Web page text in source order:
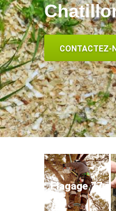
CONTACTEZ-
Elagage 77